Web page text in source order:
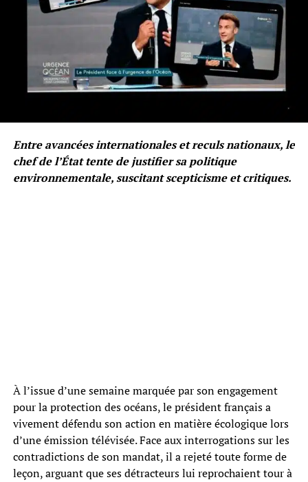
Entre avancées internationales et reculs nationaux, le
chef de l’État tente de justifier sa politique
environnementale, suscitant scepticisme et critiques.
À l’issue d’une semaine marquée par son engagement
pour la protection des océans, le président français a
vivement défendu son action en matière écologique lors
d’une émission télévisée. Face aux interrogations sur les
contradictions de son mandat, il a rejeté toute forme de
leçon, arguant que ses détracteurs lui reprochaient tour à